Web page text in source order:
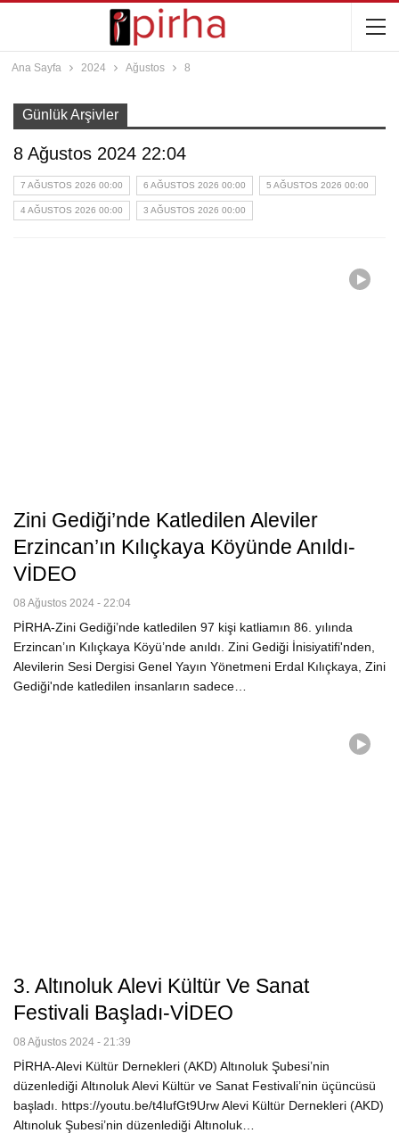
Ana Sayfa 2024 Ağustos 8
Günlük Arşivler
8 Ağustos 2024 22:04
7 AĞUSTOS 2026 00:00 6 AĞUSTOS 2026 00:00 5 AĞUSTOS 2026 00:00
4 AĞUSTOS 2026 00:00 3 AĞUSTOS 2026 00:00
Zini Gediği’nde Katledilen Aleviler
Erzincan’ın Kılıçkaya Köyünde Anıldı-
VİDEO
08 Ağustos 2024 - 22:04
PİRHA-Zini Gediği’nde katledilen 97 kişi katliamın 86. yılında
Erzincan’ın Kılıçkaya Köyü’nde anıldı. Zini Gediği İnisiyatifi'nden,
Alevilerin Sesi Dergisi Genel Yayın Yönetmeni Erdal Kılıçkaya, Zini
Gediği'nde katledilen insanların sadece…
3. Altınoluk Alevi Kültür Ve Sanat
Festivali Başladı-VİDEO
08 Ağustos 2024 - 21:39
PİRHA-Alevi Kültür Dernekleri (AKD) Altınoluk Şubesi’nin
düzenlediği Altınoluk Alevi Kültür ve Sanat Festivali’nin üçüncüsü
başladı. https://youtu.be/t4lufGt9Urw Alevi Kültür Dernekleri (AKD)
Altınoluk Şubesi’nin düzenlediği Altınoluk…